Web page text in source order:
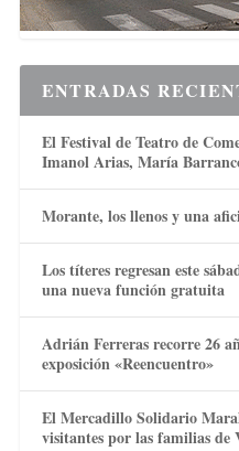
ENTRADAS
El Festival de Teatro de
Imanol Arias, María
Morante, los llenos y una
Los títeres regresan este
una nueva función gratuita
Adrián Ferreras recorre 26
exposición «Reencuentro»
El Mercadillo Solidario
visitantes por las familias de